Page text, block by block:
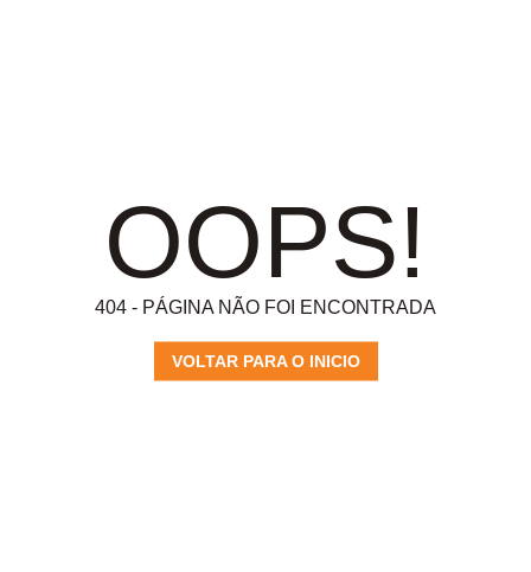
OOPS!
404 - PÁGINA NÃO FOI ENCONTRADA
VOLTAR PARA O INICIO